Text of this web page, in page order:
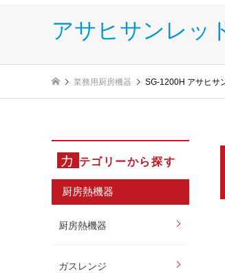
アサヒサンレッ
業務用厨房機器 SG-1200H アサヒサ
カ テゴリーから探す
厨房熱機器
厨房熱機器
ガスレンジ